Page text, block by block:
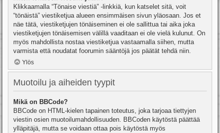
Klikkaamalla “Tönaise viestiä” -linkkiä, kun katselet sitä, voit
“tönäistä” viestiketjua alueen ensimmäisen sivun yläosaan. Jos et
näe tätä, viestiketjujen tönäiseminen ei ole sallittua tai aika joka
viestiketjujen tönäisemisen välillä vaaditaan ei ole vielä kulunut. On
myös mahdollista nostaa viestiketjua vastaamalla siihen, mutta
varmista että noudatat foorumin sääntöjä jos päätät tehdä niin.
Ylös
Muotoilu ja aiheiden tyypit
Mikä on BBCode?
BBCode on HTML-kielen tapainen toteutus, joka tarjoaa tiettyjen
viestin osien muotoilumahdollisuuden. BBCoden käytöstä päättää
ylläpitäjä, mutta se voidaan ottaa pois käytöstä myös